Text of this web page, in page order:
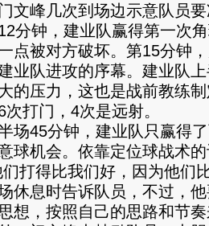
文峰几次到场边示意队员
钟，建业队赢得第一次角
点被对方破坏。第15分钟
业队进攻的序幕。建业队
的压力，这也是战前教练
次打门，4次是远射。
45分钟，建业队只赢得了
球机会。依靠定位球战术
得比我们好，因为他们
休息时告诉队员，不过，
想，按照自己的思路和节